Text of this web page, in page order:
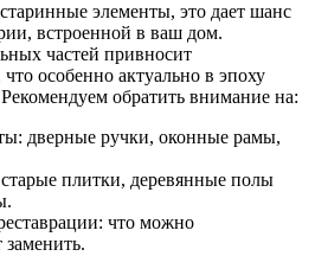
элементы, это дает шанс
встроенной в ваш дом.
частей привносит
особенно актуально в эпоху
обратить внимание на:
дверные ручки, оконные рамы,
плитки, деревянные полы
что можно
заменить.